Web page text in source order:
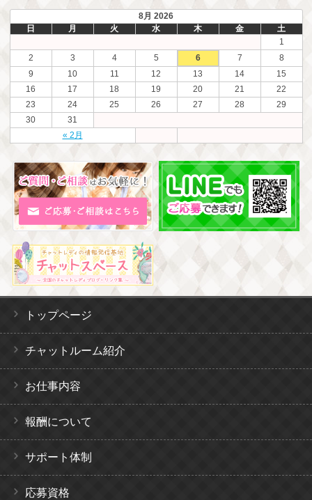
8月 2026
日
月 火 水 木 金 土
« 2月
1
2
3 4 5 6 7
8
9
10 11 12 13 14
15
16
17 18 19 20 21
22
23
24 25 26 27 28
29
30
31
トップページ
チャットルーム紹介
お仕事内容
報酬について
サポート体制
応募資格